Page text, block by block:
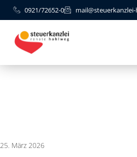
0921/72652-0
25. März 2026